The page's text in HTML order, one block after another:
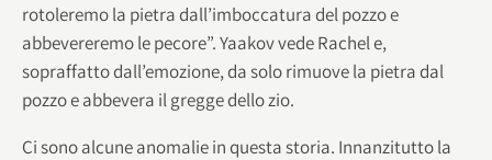
rotoleremo la pietra dall’imboccatura del pozzo e
abbevereremo le pecore”. Yaakov vede Rachel e,
sopraffatto dall’emozione, da solo rimuove la pietra dal
pozzo e abbevera il gregge dello zio.
Ci sono alcune anomalie in questa storia. Innanzitutto la